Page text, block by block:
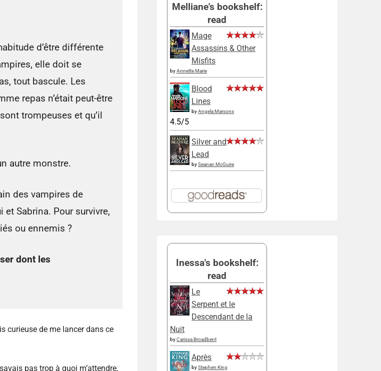
d’être différente
elle doit se
tout bascule. Les
repas n’était peut-être
trompeuses et qu’il
autre monstre.
des vampires de
Sabrina. Pour survivre,
ou ennemis ?
dont les
curieuse de me lancer dans ce
pas trop à quoi m’attendre,
Melliane's bookshelf:
read
Mage
Assassins & Other
Misfits
byAnnette Marie
Blood
Lines
byAngela Marsons
4.5/5
Silver and
Lead
bySeanan McGuire
Inessa's bookshelf:
read
Le
Serpent et le
Descendant de la
Nuit
byCarissa Broadbent
Après
byStephen King